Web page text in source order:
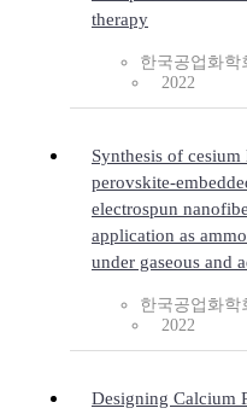
therapy
한국공업화학
2022
Synthesis of
perovskite-
electrospun
application as
under gaseous and
한국공업화학
2022
Designing Calcium